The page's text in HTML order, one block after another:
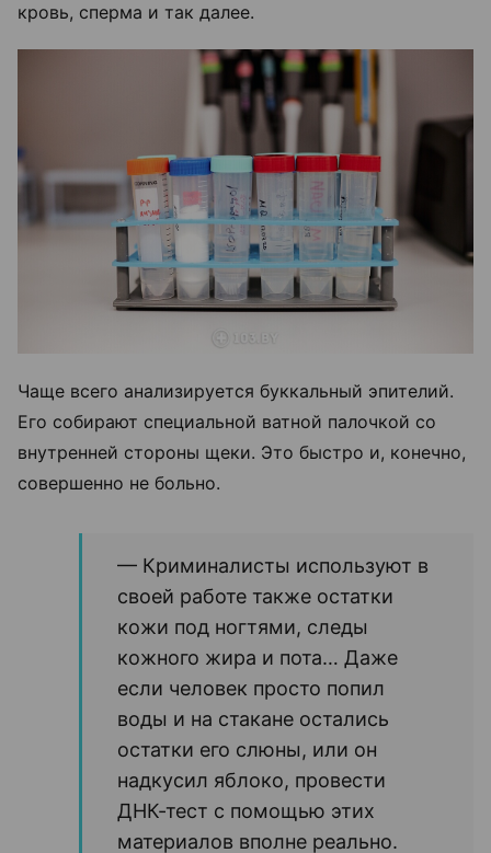
кровь, сперма и так далее.
Чаще всего анализируется буккальный эпителий.
Его собирают специальной ватной палочкой со
внутренней стороны щеки. Это быстро и, конечно,
совершенно не больно.
— Криминалисты используют в
своей работе также остатки
кожи под ногтями, следы
кожного жира и пота… Даже
если человек просто попил
воды и на стакане остались
остатки его слюны, или он
надкусил яблоко, провести
ДНК-тест с помощью этих
материалов вполне реально.